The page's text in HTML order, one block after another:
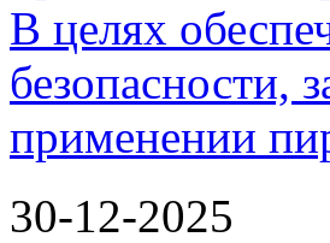
В целях
безопасности,
применении
30-12-2025